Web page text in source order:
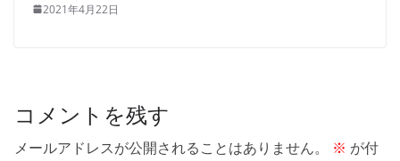
2021年4月22日
コメントを残す
メールアドレスが公開されることはありません。 ※ が付